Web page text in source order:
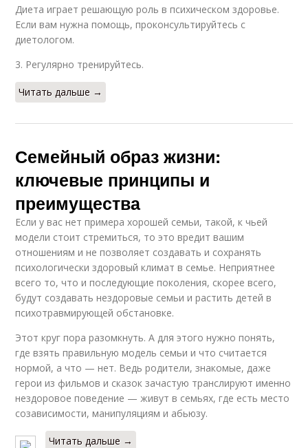
Диета играет решающую роль в психическом здоровье.
Если вам нужна помощь, проконсультируйтесь с
диетологом.
3. Регулярно тренируйтесь.
Читать дальше →
Семейный образ жизни:
ключевые принципы и
преимущества
Если у вас нет примера хорошей семьи, такой, к чьей
модели стоит стремиться, то это вредит вашим
отношениям и не позволяет создавать и сохранять
психологически здоровый климат в семье. Неприятнее
всего то, что и последующие поколения, скорее всего,
будут создавать нездоровые семьи и растить детей в
психотравмирующей обстановке.
Этот круг пора разомкнуть. А для этого нужно понять,
где взять правильную модель семьи и что считается
нормой, а что — нет. Ведь родители, знакомые, даже
герои из фильмов и сказок зачастую транслируют именно
нездоровое поведение — живут в семьях, где есть место
созависимости, манипуляциям и абьюзу.
Читать дальше →